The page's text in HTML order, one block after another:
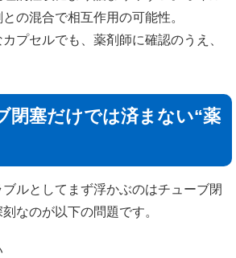
の混合で相互作用の可能性。
プセルでも、薬剤師に確認のうえ、
閉塞だけでは済まない“薬
ルとしてまず浮かぶのはチューブ閉
なのが以下の問題です。